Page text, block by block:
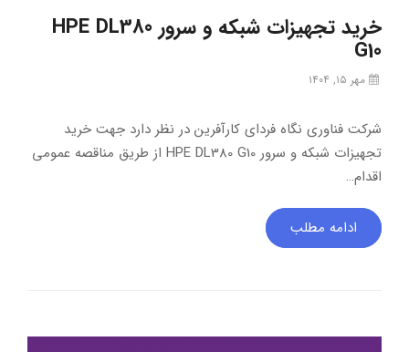
خرید تجهیزات شبکه و سرور HPE DL380
G10
مهر ۱۵, ۱۴۰۴
شرکت فناوری نگاه فردای کارآفرین در نظر دارد جهت خرید
تجهیزات شبکه و سرور HPE DL380 G10 از طریق مناقصه عمومی
اقدام…
ادامه مطلب